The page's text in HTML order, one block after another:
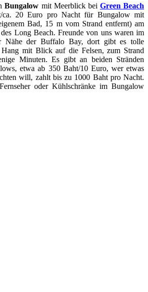
Bungalow mit Meerblick bei Green Beach
ca. 20 Euro pro Nacht für Bungalow mit
Bad, 15 m vom Strand entfernt) am
Long Beach. Freunde von uns waren im
Nähe der Buffalo Bay, dort gibt es tolle
mit Blick auf die Felsen, zum Strand
Minuten. Es gibt an beiden Stränden
etwa ab 350 Baht/10 Euro, wer etwas
will, zahlt bis zu 1000 Baht pro Nacht.
oder Kühlschränke im Bungalow